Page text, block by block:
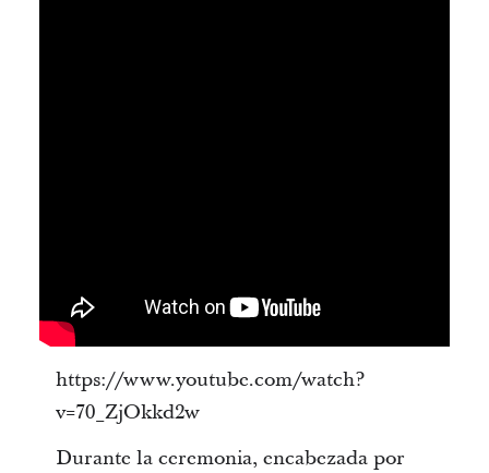
https://www.youtube.com/watch?
v=70_ZjOkkd2w
Durante la ceremonia, encabezada por